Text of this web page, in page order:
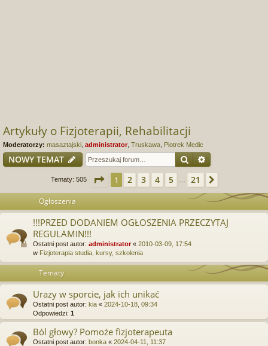
Artykuły o Fizjoterapii, Rehabilitacji
Moderatorzy: masaztajski administrator Truskawa Piotrek Medic
NOWY TEMAT SzukajWyszukiwanie
Tematy: 505 Strona z 21
1 2 3 4 5 21
Ogłoszenia
!!!PRZED DODANIEM OGŁOSZENIA PRZECZYTAJ
REGULAMIN!!!
Ostatni post autor: administrator« 2010-03-09, 17:54
w Fizjoterapia studia, kursy, szkolenia
Tematy
Urazy w sporcie, jak ich unikać
Ostatni post autor: kia « 2024-10-18, 09:34
Odpowiedzi: 1
Ból głowy? Pomoże fizjoterapeuta
Ostatni post autor: bonka « 2024-04-11, 11:37